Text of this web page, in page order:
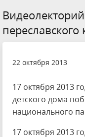
переславского
22 октября 2013
17 октября 2013
детского дома
национального
17 октября 2013